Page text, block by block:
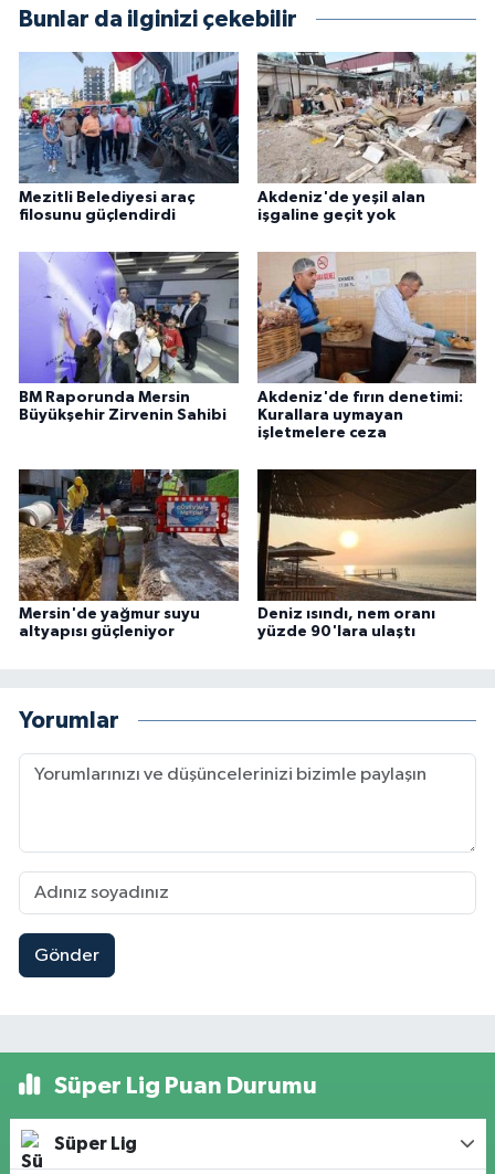
Bunlar da ilginizi çekebilir
Mezitli Belediyesi araç
filosunu güçlendirdi
Akdeniz'de yeşil alan
işgaline geçit yok
BM Raporunda Mersin
Büyükşehir Zirvenin Sahibi
Akdeniz'de fırın denetimi:
Kurallara uymayan
işletmelere ceza
Mersin'de yağmur suyu
altyapısı güçleniyor
Deniz ısındı, nem oranı
yüzde 90'lara ulaştı
Yorumlar
Gönder
Süper Lig Puan Durumu
Süper Lig